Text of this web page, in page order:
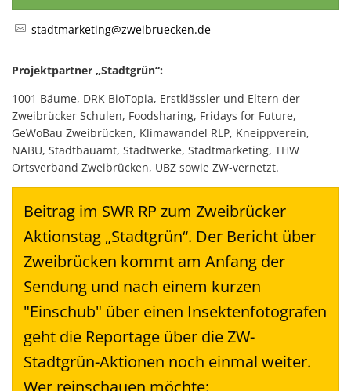
stadtmarketing@zweibruecken.de
Projektpartner „Stadtgrün“:
1001 Bäume, DRK BioTopia, Erstklässler und Eltern der
Zweibrücker Schulen, Foodsharing, Fridays for Future,
GeWoBau Zweibrücken, Klimawandel RLP, Kneippverein,
NABU, Stadtbauamt, Stadtwerke, Stadtmarketing, THW
Ortsverband Zweibrücken, UBZ sowie ZW-vernetzt.
Beitrag im SWR RP zum Zweibrücker
Aktionstag „Stadtgrün“. Der Bericht über
Zweibrücken kommt am Anfang der
Sendung und nach einem kurzen
"Einschub" über einen Insektenfotografen
geht die Reportage über die ZW-
Stadtgrün-Aktionen noch einmal weiter.
Wer reinschauen möchte: